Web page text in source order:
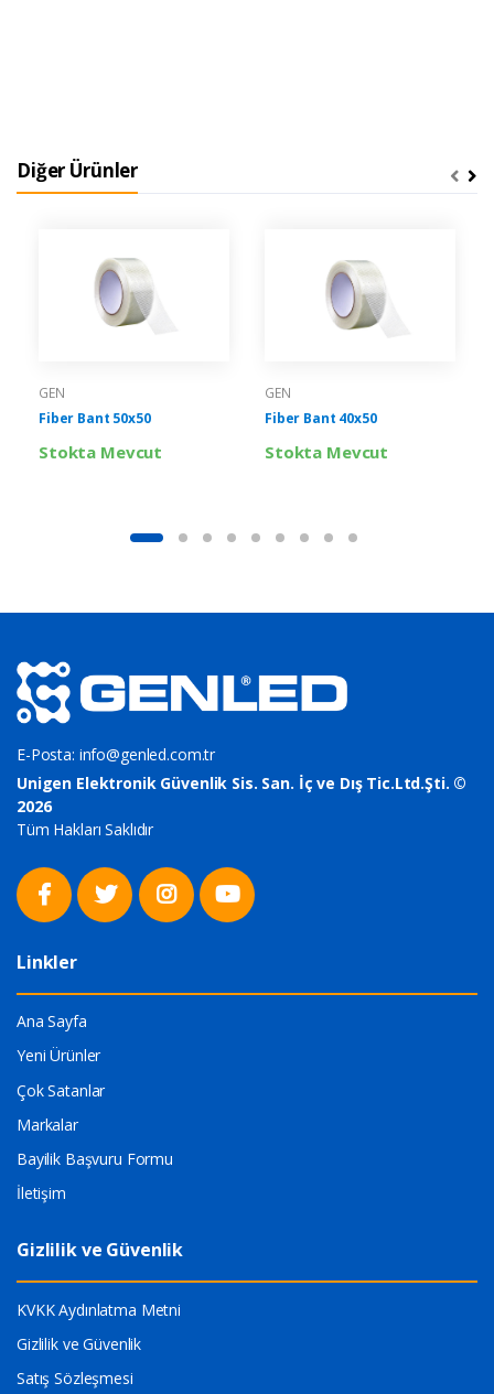
Diğer Ürünler
GEN
Fiber Bant 50x50
Stokta Mevcut
GEN
Fiber Bant 40x50
Stokta Mevcut
E-Posta: info@genled.com.tr
Unigen Elektronik Güvenlik Sis. San. İç ve Dış Tic.Ltd.Şti. ©
2026
Tüm Hakları Saklıdır
Linkler
Ana Sayfa
Yeni Ürünler
Çok Satanlar
Markalar
Bayilik Başvuru Formu
İletişim
Gizlilik ve Güvenlik
KVKK Aydınlatma Metni
Gizlilik ve Güvenlik
Satış Sözleşmesi